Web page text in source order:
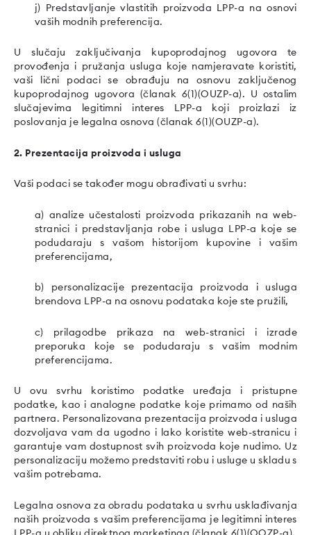
j) Predstavljanje vlastitih proizvoda LPP-a na osnovi
vaših modnih preferencija.
U slučaju zaključivanja kupoprodajnog ugovora te
provođenja i pružanja usluga koje namjeravate koristiti,
vaši lični podaci se obrađuju na osnovu zaključenog
kupoprodajnog ugovora (članak 6(1)(OUZP-a). U ostalim
slučajevima legitimni interes LPP-a koji proizlazi iz
poslovanja je legalna osnova (članak 6(1)(OUZP-a).
2. Prezentacija proizvoda i usluga
Vaši podaci se također mogu obrađivati u svrhu:
a) analize učestalosti proizvoda prikazanih na web-
stranici i predstavljanja robe i usluga LPP-a koje se
podudaraju s vašom historijom kupovine i vašim
preferencijama,
b) personalizacije prezentacija proizvoda i usluga
brendova LPP-a na osnovu podataka koje ste pružili,
c) prilagodbe prikaza na web-stranici i izrade
preporuka koje se podudaraju s vašim modnim
preferencijama.
U ovu svrhu koristimo podatke uređaja i pristupne
podatke, kao i analogne podatke koje primamo od naših
partnera. Personalizovana prezentacija proizvoda i usluga
dozvoljava vam da ugodno i lako koristite web-stranicu i
garantuje vam dostupnost svih proizvoda koje nudimo. Uz
personalizaciju možemo predstaviti robu i usluge u skladu s
vašim potrebama.
Legalna osnova za obradu podataka u svrhu usklađivanja
naših proizvoda s vašim preferencijama je legitimni interes